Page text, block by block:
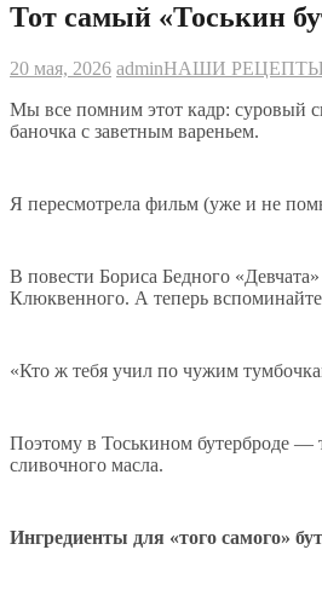
Тот самый «Тоськин
20 мая, 2026 adminНАШИ РЕЦЕПТЫ
Мы все помним этот кадр: суровый
баночка с заветным вареньем.
Я пересмотрела фильм (уже и не
В повести Бориса Бедного
Клюквенного. А теперь
«Кто ж тебя учил по чужим
Поэтому в Тоськином бутерброде —
сливочного масла.
Ингредиенты для «того самого»